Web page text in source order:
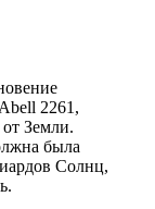
2261,
Земли.
была
Солнц,